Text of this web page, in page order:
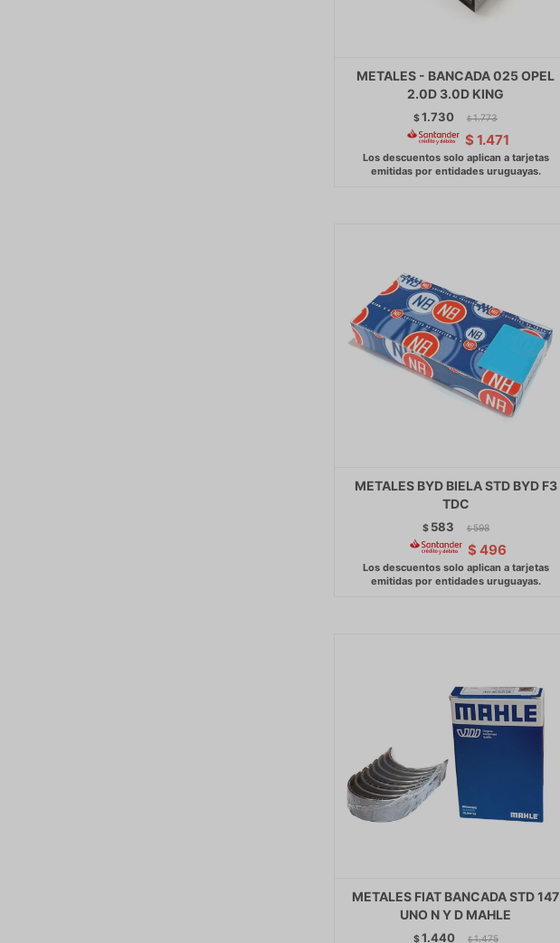
METALES - BANCADA 025 OPEL
2.0D 3.0D KING
$1.730 $ 1.773
$ 1.471
METALES BYD BIELA STD BYD F3
TDC
$ 583 $ 598
$ 496
METALES FIAT BANCADA STD 147
UNO N Y D MAHLE
$1.440 $ 1.475